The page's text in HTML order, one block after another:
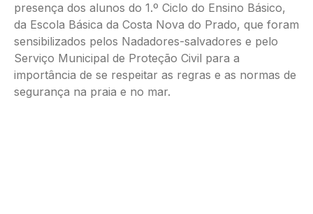
presença dos alunos do 1.º Ciclo do Ensino Básico,
da Escola Básica da Costa Nova do Prado, que foram
sensibilizados pelos Nadadores-salvadores e pelo
Serviço Municipal de Proteção Civil para a
importância de se respeitar as regras e as normas de
segurança na praia e no mar.